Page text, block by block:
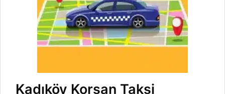
Kadıköy Korsan Taksi